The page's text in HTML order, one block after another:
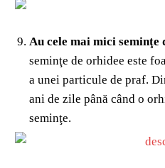
Au cele mai mici seminţe
seminţe de orhidee este
a unei particule de praf.
ani de zile până când o
seminţe.